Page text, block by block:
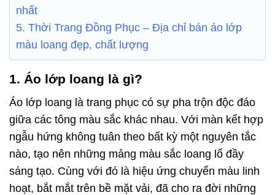
nhất
5. Thời Trang Đồng Phục – Địa chỉ bán áo lớp
màu loang đẹp, chất lượng
1. Áo lớp loang là gì?
Áo lớp loang là trang phục có sự pha trộn độc đáo
giữa các tông màu sắc khác nhau. Với màn kết hợp
ngẫu hứng không tuân theo bất kỳ một nguyên tắc
nào, tạo nên những mảng màu sắc loang lổ đầy
sáng tạo. Cùng với đó là hiệu ứng chuyển màu linh
hoạt, bắt mắt trên bề mặt vải, đã cho ra đời những